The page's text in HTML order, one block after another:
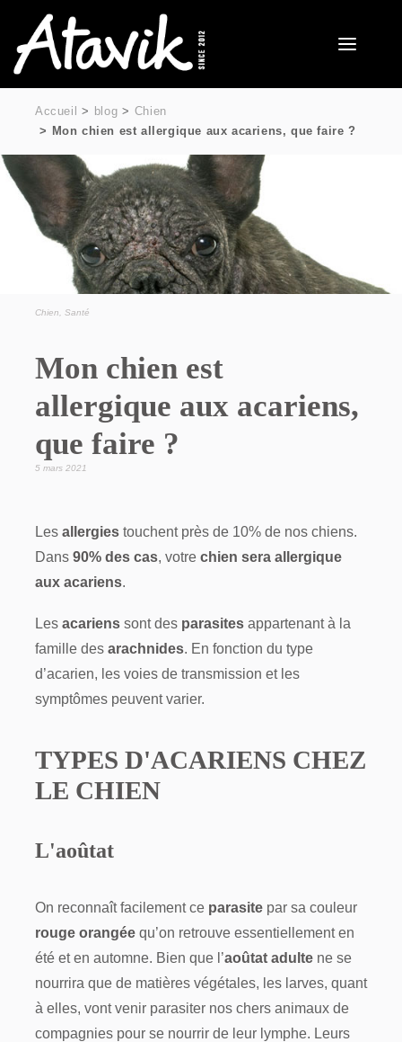
Accueil blog
Chien
Mon chien est allergique aux acariens, que faire ?
Chien Santé
Mon chien est
allergique aux acariens,
que faire ?
5 mars 2021
Les allergies touchent près de 10% de nos chiens.
Dans 90% des cas, votre chien sera allergique
aux acariens.
Les acariens sont des parasites appartenant à la
famille des arachnides. En fonction du type
d’acarien, les voies de transmission et les
symptômes peuvent varier.
TYPES D'ACARIENS CHEZ
LE CHIEN
L'aoûtat
On reconnaît facilement ce parasite par sa couleur
rouge orangée qu’on retrouve essentiellement en
été et en automne. Bien que l’aoûtat adulte ne se
nourrira que de matières végétales, les larves, quant
à elles, vont venir parasiter nos chers animaux de
compagnies pour se nourrir de leur lymphe. Leurs